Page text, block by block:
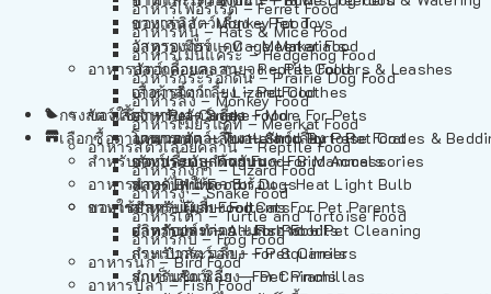
อาหารเฟอร์เร็ต – Ferret Food
อาหารหนู – Rats & Mice Food
อาหารเม่นแคระ – Hedgehog Food
อาหารกระรอกดิน – Prairie Dog Food
อาหารลิง – Monkey Food
อาหารเมียร์แคท – Meerkat Food
อาหารสัตว์เลี้อยคลาน – Reptile Food
อาหารกิ้งก่า – Lizard Food
อาหารงู – Snake Food
อาหารเต่า – Turtle and Tortoise Food
อาหารกบ – Frog Food
อาหารนก – Bird Food
อาหารปลา – Fish Food
อาหารลิง – Monkey Food
อาหารเมียร์แคท – Meerkat Food
อาหารสัตว์เลี้อยคลาน – Reptile Food
อาหารกิ้งก่า – Lizard Food
อาหารงู – Snake Food
อาหารเต่า – Turtle and Tortoise Food
อาหารกบ – Frog Food
อาหารนก – Bird Food
อาหารปลา – Fish Food
อาหารปลา – All Fish Food
ของเล่นสัตว์เลี้ยง – Pet Toys
วัสดุรองกรง – Cage Materials
ปลอกคอและสายจูง – Pet Collars & Leashes
เสื้อผ้าสัตว์เลี้ยง – Pet Clothes
ของใช้สำหรับสัตว์เลี้ยง – More For Pets
โดมนอนและที่นอนสัตว์เลี้ยง – Pet Crates &
ของประดับสำหรับนก – Bird Accessories
หลอดไฟให้ความร้อน – Heat Light Bulb
ของใช้สำหรับผู้เลี้ยง – Items For Pet Parents
ผลิตภัณฑ์ทำความสะอาด – Pet Cleaning
กระเป๋าสัตว์เลี้ยง – Pet Carriers
รถเข็นสัตว์เลี้ยง – Pet Prams
กรงสัตว์เลี้ยง – Pet Cages
เลือกซื้อตามหมวดสัตว์เลี้ยง – Shop By Pet
สำหรับสัตว์เลี้ยงลูกด้วยนม – For Mammals
สำหรับสุนัข – For Dogs
สำหรับแมว – For Cats
สำหรับกระต่าย – For Rabbits
สำหรับกระรอก – For Squirrels
สำหรับชินชิล่า – For Chinchillas